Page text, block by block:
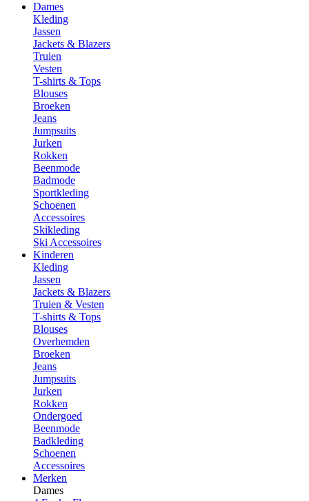
Dames
Kleding
Jassen
Jackets & Blazers
Truien
Vesten
T-shirts & Tops
Blouses
Broeken
Jeans
Jumpsuits
Jurken
Rokken
Beenmode
Badmode
Sportkleding
Schoenen
Accessoires
Skikleding
Ski Accessoires
Kinderen
Kleding
Jassen
Jackets & Blazers
Truien & Vesten
T-shirts & Tops
Blouses
Overhemden
Broeken
Jeans
Jumpsuits
Jurken
Rokken
Ondergoed
Beenmode
Badkleding
Schoenen
Accessoires
Merken
Dames